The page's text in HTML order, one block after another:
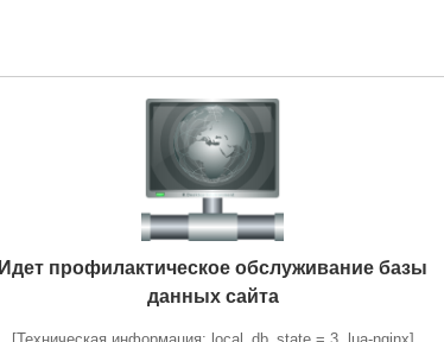
Идет профилактическое обслуживание базы
данных сайта